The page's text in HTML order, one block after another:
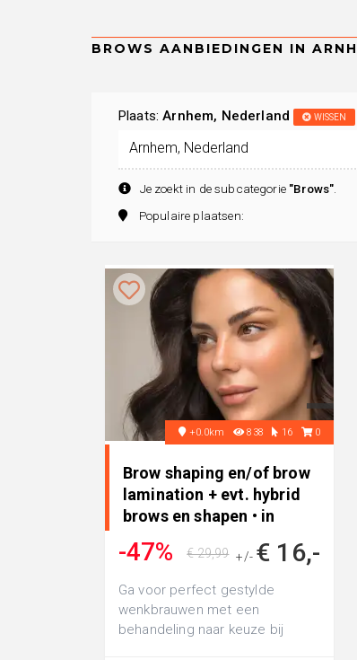
Plaats:Arnhem, Nederland WISSEN
Je zoekt in de subcategorie "Brows"
Populaire plaatsen:
+0.0km 838 16 0
Brow shaping en/of brow
lamination + evt. hybrid
brows en shapen • in
-47% +/- € 16,-
€ 29,99
Ga voor perfect gestylde
wenkbrauwen met een
behandeling naar keuze bij